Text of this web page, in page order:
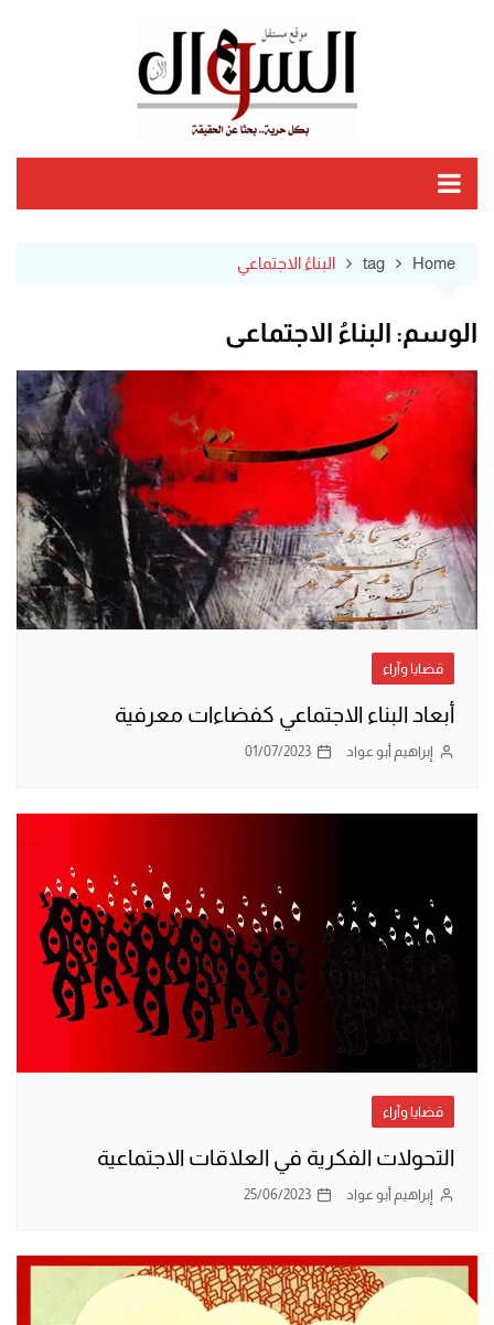
Home
tag البناءُ الاجتماعي
الوسم: البناءُ الاجتماعي
قضايا وآراء
أبعاد البناء الاجتماعي كفضاءات معرفية
إبراهيم أبو عواد 01/07/2023
قضايا وآراء
التحولات الفكرية في العلاقات الاجتماعية
إبراهيم أبو عواد 25/06/2023